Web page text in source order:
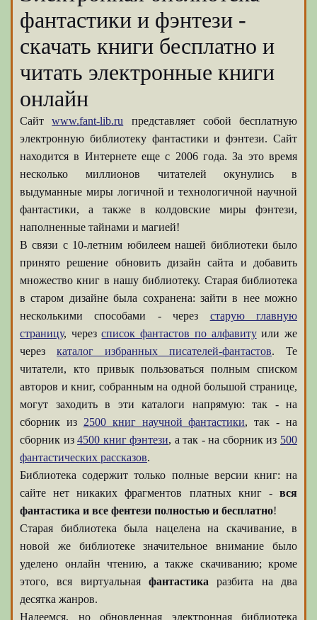
фантастики и фэнтези -
скачать книги бесплатно и
читать электронные книги
онлайн
Сайтwww.fant-lib.ru представляет собой бесплатную
электронную библиотеку фантастики и фэнтези. Сайт
находится в Интернете еще с 2006 года. За это время
несколько миллионов читателей окунулись в
выдуманные миры логичной и технологичной научной
фантастики, а также в колдовские миры фэнтези,
наполненные тайнами и магией!
В связи с 10-летним юбилеем нашей библиотеки было
принято решение обновить дизайн сайта и добавить
множество книг в нашу библиотеку. Старая библиотека
в старом дизайне была сохранена: зайти в нее можно
несколькими способами - через старую главную
страницу, черезсписок фантастов по алфавитуили же
через каталог избранных писателей-фантастов. Те
читатели, кто привык пользоваться полным списком
авторов и книг, собранным на одной большой странице,
могут заходить в эти каталоги напрямую: так - на
сборник из 2500 книг научной фантастики, так - на
сборник из4500 книг фэнтези, а так - на сборник из 500
фантастических рассказов.
Библиотека содержит только полные версии книг: на
сайте нет никаких фрагментов платных книг - вся
фантастика и все фентези полностью и бесплатно!
Старая библиотека была нацелена на скачивание, в
новой же библиотеке значительное внимание было
уделено онлайн чтению, а также скачиванию; кроме
этого, вся виртуальная фантастика разбита на два
десятка жанров.
Надеемся, но обновленная электронная библиотека